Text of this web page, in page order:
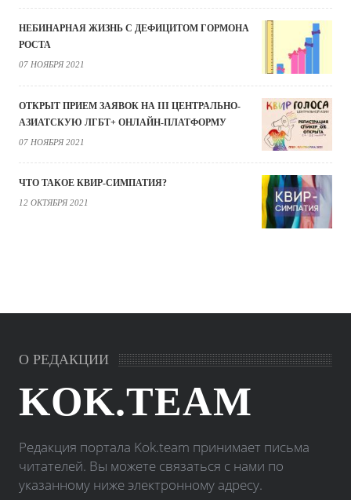
НЕБИНАРНАЯ ЖИЗНЬ С ДЕФИЦИТОМ ГОРМОНА
РОСТА
07 НОЯБРЯ 2021
ОТКРЫТ ПРИЕМ ЗАЯВОК НА III ЦЕНТРАЛЬНО-
АЗИАТСКУЮ ЛГБТ+ ОНЛАЙН-ПЛАТФОРМУ
07 НОЯБРЯ 2021
ЧТО ТАКОЕ КВИР-СИМПАТИЯ?
12 ОКТЯБРЯ 2021
О РЕДАКЦИИ
KOK.TEAM
Редакция портала Kok.team принимает письма
читателей. Вы можете связаться с нами по
указанному ниже электронному адресу.